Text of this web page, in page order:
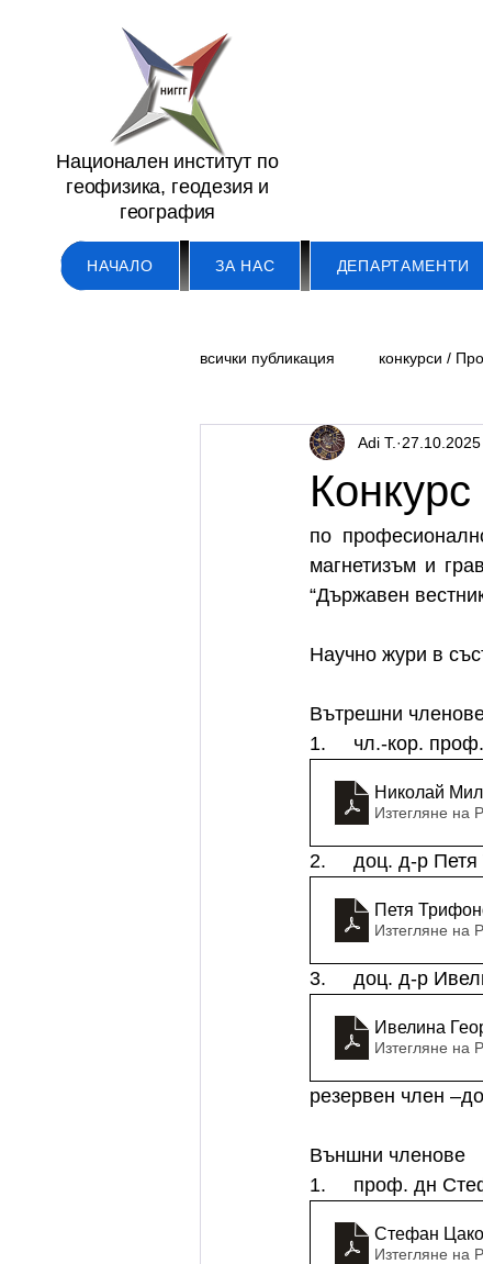
Национален институт по
геофизика, геодезия и
география
НАЧАЛО ЗА НАС ДЕПАРТАМЕНТИ
всички публикация конкурси /
Обяви/ Академични длъжности
Adi T. 27.10.2025
по
магнетизъм и
“Държавен
Научно жури в
Вътрешни
1.     чл.-кор.
Николай
Изтегляне на
2.     доц. д-р
Петя
Изтегляне на
3.     доц. д-р
Ивелина
Изтегляне на
резервен член
Външни членове
1.     проф. дн
Стефан
Изтегляне на